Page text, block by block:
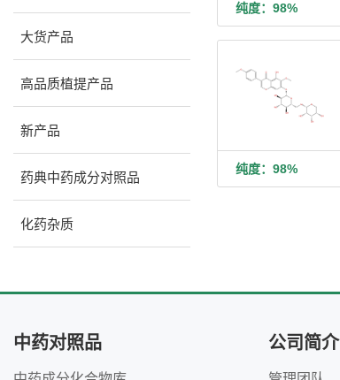
大货产品
高品质植提产品
新产品
药典中药成分对照品
化药杂质
纯度：98%
纯度：98%
中药对照品 公司简介